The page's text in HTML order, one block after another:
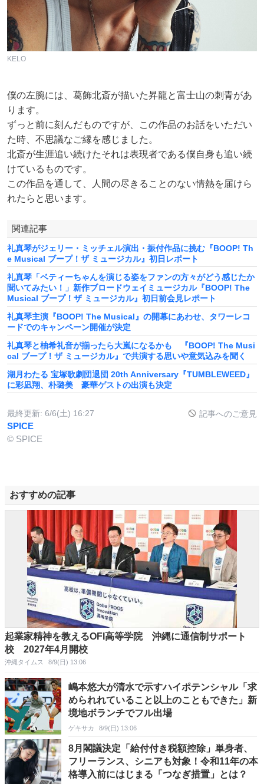
KELO
僕の左腕には、葛飾北斎が描いた昇龍と富士山の刺青があ
ります。
ずっと前に刻んだものですが、この作品のお話をいただい
た時、不思議なご縁を感じました。
北斎が生涯追い続けたそれは表現者である僕自身も追い続
けているものです。
この作品を通して、人間の尽きることのない情熱を届けら
れたらと思います。
関連記事
礼真琴がジェリー・ミッチェル演出・振付作品に挑む『BOOP! Th
e Musical ブープ！ザ ミュージカル』初日レポート
礼真琴「ベティーちゃんを演じる姿をファンの方々がどう感じたか
聞いてみたい！」新作ブロードウェイミュージカル『BOOP! The
Musical ブープ！ザ ミュージカル』初日前会見レポート
礼真琴主演『BOOP! The Musical』の開幕にあわせ、タワーレコ
ードでのキャンペーン開催が決定
礼真琴と柚希礼音が揃ったら大嵐になるかも 『BOOP! The Musi
cal ブープ！ザ ミュージカル』で共演する思いや意気込みを聞く
湖月わたる 宝塚歌劇団退団 20th Anniversary『TUMBLEWEED』
に彩凪翔、朴璐美 豪華ゲストの出演も決定
最終更新: 6/6(土) 16:27 記事へのご意見
SPICE
© SPICE
おすすめの記事
起業家精神を教えるOFI高等学院 沖縄に通信制サポート
校 2027年4月開校
沖縄タイムス 8/9(日) 13:06
嶋本悠大が清水で示すハイポテンシャル「求
められれていること以上のこともできた」新
境地ボランチでフル出場
ゲキサカ 8/9(日) 13:06
8月閣議決定「給付付き税額控除」単身者、
フリーランス、シニアも対象！令和11年の本
格導入前にはじまる「つなぎ措置」とは？